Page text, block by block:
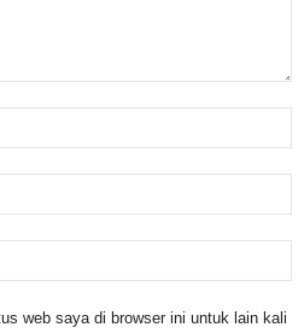
web saya di browser ini untuk lain kali